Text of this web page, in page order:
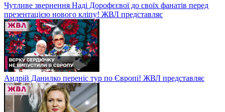
Чутливе звернення Наді Дорофєєвої до своїх фанатів перед
презентацією нового кліпу! ЖВЛ представляє
Андрій Данилко переніс тур по Європі! ЖВЛ представляє